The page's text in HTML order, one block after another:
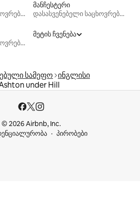
დასასვენებელი საცხოვრებლები
მანჩესტერი
დასასვენებელი საცხოვრებლები
დასასვენებელი საცხოვრებლები
მეტის ჩვენება
სამეფო ინგლისი
under Hill
© 2026 Airbnb, Inc.
პირობები